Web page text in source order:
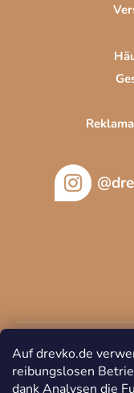
Auf drevko.de
reibungslosen
dank Analysen die